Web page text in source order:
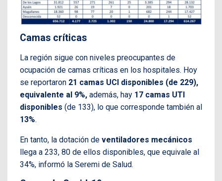
Camas críticas
La región sigue con niveles preocupantes de
ocupación de camas críticas en los hospitales. Hoy
se reportaron 21 camas UCI disponibles (de 229),
equivalente al 9%, además, hay 17 camas UTI
disponibles (de 133), lo que corresponde también al
13%.
En tanto, la dotación de ventiladores mecánicos
llega a 233, 80 de ellos disponibles, que equivale al
34%, informó la Seremi de Salud.